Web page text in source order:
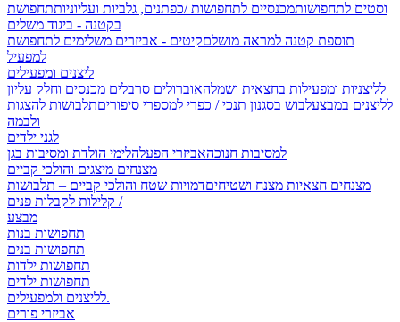
וסטים לתחפושותמכנסיים לתחפושות /כפתנים, גלביות ועליוניותתחפושת
בקטנה - ביגוד משלים
תוספת קטנה למראה מושלםקיטים - אביזרים משלימים לתחפושת
למפעיל
ליצנים ומפעילים
לליצניות ומפעילות בחצאית ושמלהאוברולים סרבלים מכנסים וחלק עליון
לליצנים במבצעלבוש בסגנון תנכי / כפרי למספרי סיפוריםתלבושות להצגות
ולבמה
לגני ילדים
למסיבות חנוכהאביזרי הפעלהלימי הולדת ומסיבות בגן
מצנחים מיצגים והולכי קביים
מצנחים חצאיות מצנח ושטיחיםדמויות שטח והולכי קביים – תלבושות
קלילות לקבלות פנים /
מבצע
תחפושות בנות
תחפושות בנים
תחפושות ילדות
תחפושות ילדים
לליצנים ולמפעילים.
אביזרי פורים